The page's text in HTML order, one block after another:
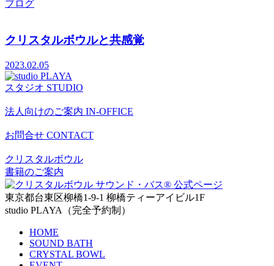
ブログ
クリスタルボウルと共感覚
2023.02.05
スタジオ STUDIO
法人向けのご案内 IN-OFFICE
お問合せ CONTACT
クリスタルボウル
書籍のご案内
東京都台東区柳橋1-9-1 柳橋ティーアイビル1F
studio PLAYA（完全予約制）
HOME
SOUND BATH
CRYSTAL BOWL